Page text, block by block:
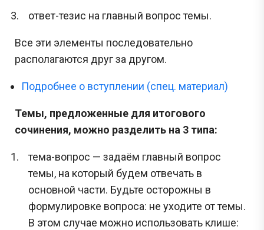
ответ-тезис на главный вопрос темы.
Все эти элементы последовательно
располагаются друг за другом.
Подробнее о вступлении (спец. материал)
Темы, предложенные для итогового
сочинения, можно разделить на 3 типа:
тема-вопрос — задаём главный вопрос
темы, на который будем отвечать в
основной части. Будьте осторожны в
формулировке вопроса: не уходите от темы.
В этом случае можно использовать клише: